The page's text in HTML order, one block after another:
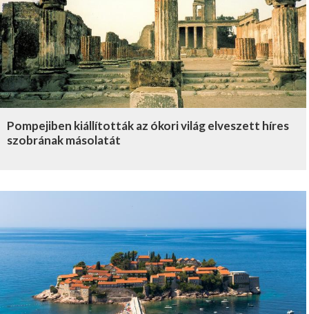
Pompejiben kiállították az ókori világ elveszett híres
szobrának másolatát